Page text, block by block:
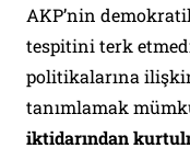
AKP’nin
tespitini terk
politikalarına
tanımlamak
iktidarından